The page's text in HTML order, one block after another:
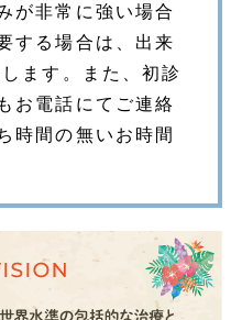
が非常に強い場合
する場合は、出来
ます。また、初診
お電話にてご連絡
時間の無いお時間